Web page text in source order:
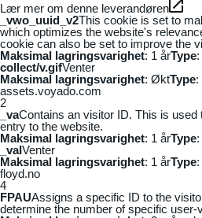
Lær mer om denne leverandøren
_vwo_uuid_v2This cookie is set to
which optimizes the website's
cookie can also be set to improve the
Maksimal lagringsvarighet: 1 årType
collect/v.gifVenter
Maksimal lagringsvarighet: ØktType:
assets.voyado.com
2
_vaContains an visitor ID. This is used
entry to the website.
Maksimal lagringsvarighet: 1 årType
_vaIVenter
Maksimal lagringsvarighet: 1 årType
floyd.no
4
FPAUAssigns a specific ID to the
determine the number of specific